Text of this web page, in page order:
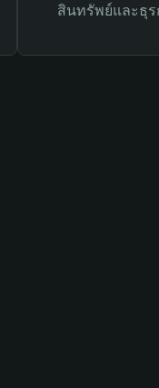
สินทรัพย์และธุ